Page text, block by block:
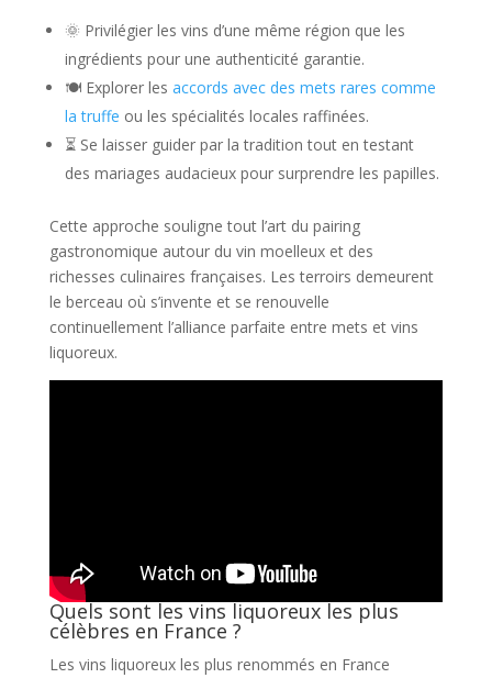
🌞 Privilégier les vins d’une même région que les
ingrédients pour une authenticité garantie.
🍽 Explorer les accords avec des mets rares comme
la truffe ou les spécialités locales raffinées.
⏳ Se laisser guider par la tradition tout en testant
des mariages audacieux pour surprendre les papilles.
Cette approche souligne tout l’art du pairing
gastronomique autour du vin moelleux et des
richesses culinaires françaises. Les terroirs demeurent
le berceau où s’invente et se renouvelle
continuellement l’alliance parfaite entre mets et vins
liquoreux.
Quels sont les vins liquoreux les plus
célèbres en France ?
Les vins liquoreux les plus renommés en France